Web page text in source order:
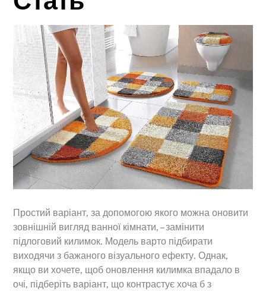
Простий варіант, за допомогою якого можна оновити
зовнішній вигляд ванної кімнати, – замінити
підлоговий килимок. Модель варто підбирати
виходячи з бажаного візуального ефекту. Однак,
якщо ви хочете, щоб оновлення килимка впадало в
очі, підберіть варіант, що контрастує хоча б з